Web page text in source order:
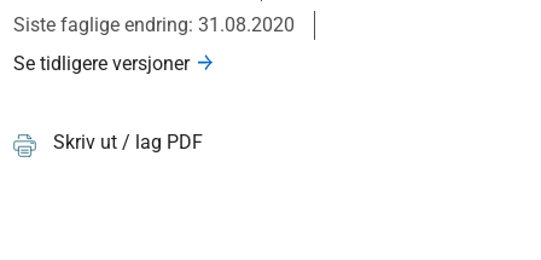
Siste faglige endring: 31.08.2020
Se tidligere versjoner
Skriv ut / lag PDF